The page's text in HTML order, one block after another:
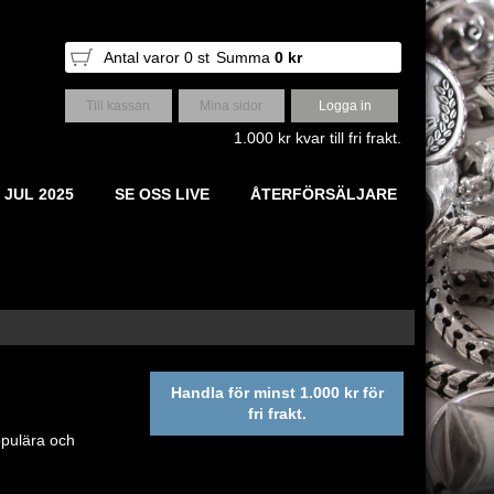
Antal varor 0 st Summa 0 kr
Till kassan Mina sidor Logga in
1.000 kr kvar till fri frakt.
JUL 2025 SE OSS LIVE ÅTERFÖRSÄLJARE
och
Handla för minst 1.000 kr för
fri frakt.